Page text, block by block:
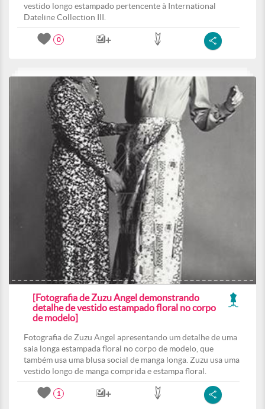
vestido longo estampado pertencente à International
Dateline Collection III.
0
[Fotografia de Zuzu Angel demonstrando
detalhe de vestido estampado floral no corpo
de modelo]
Fotografia de Zuzu Angel apresentando um detalhe de uma
saia longa estampada floral no corpo de modelo, que
também usa uma blusa social de manga longa. Zuzu usa uma
vestido longo de manga comprida e estampa floral.
1